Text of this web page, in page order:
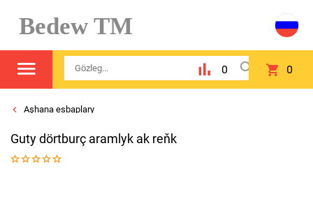
Bedew TM
0 0
Aşhana esbaplary
Guty dörtburç aramlyk ak reňk